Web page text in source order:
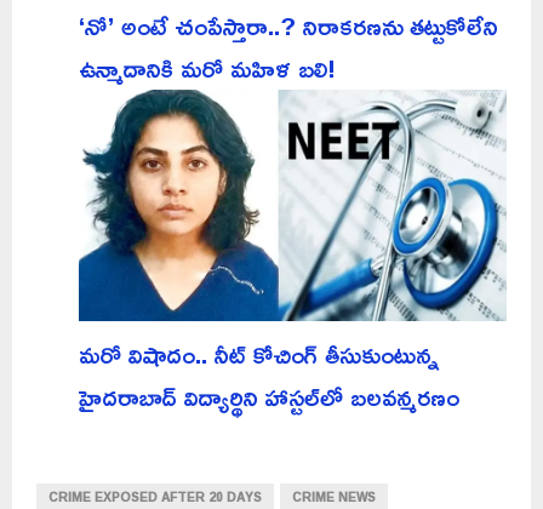
‘నో’ అంటే చంపేస్తారా..? నిరాకరణను తట్టుకోలేని
ఉన్మాదానికి మరో మహిళ బలి!
మరో విషాదం.. నీట్ కోచింగ్ తీసుకుంటున్న
హైదరాబాద్ విద్యార్థిని హాస్టల్‌లో బలవన్మరణం
CRIME EXPOSED AFTER 20 DAYS
CRIME NEWS